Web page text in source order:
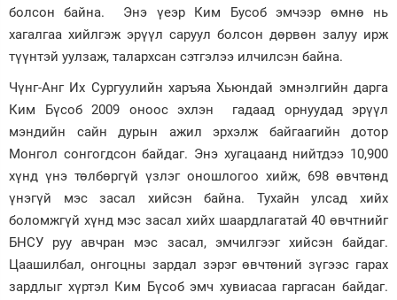
болсон байна. Энэ үеэр Ким Бусоб эмчээр өмнө нь
хагалгаа хийлгэж эрүүл саруул болсон дөрвөн залуу ирж
түүнтэй уулзаж, талархсан сэтгэлээ илчилсэн байна.
Чүнг-Анг Их Сургуулийн харъяа Хьюндай эмнэлгийн дарга
Ким Бүсоб 2009 оноос эхлэн гадаад орнуудад эрүүл
мэндийн сайн дурын ажил эрхэлж байгаагийн дотор
Монгол сонгогдсон байдаг. Энэ хугацаанд нийтдээ 10,900
хүнд үнэ төлбөргүй үзлэг оношлогоо хийж, 698 өвчтөнд
үнэгүй мэс засал хийсэн байна. Тухайн улсад хийх
боломжгүй хүнд мэс засал хийх шаардлагатай 40 өвчтнийг
БНСУ руу авчран мэс засал, эмчилгээг хийсэн байдаг.
Цаашилбал, онгоцны зардал зэрэг өвчтөний зүгээс гарах
зардлыг хүртэл Ким Бүсоб эмч хувиасаа гаргасан байдаг.